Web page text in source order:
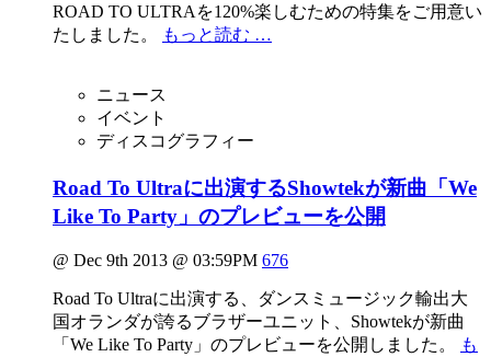
ROAD TO ULTRAを120%楽しむための特集をご用意い
たしました。
もっと読む …
ニュース
イベント
ディスコグラフィー
Road To Ultraに出演するShowtekが新曲「We
Like To Party」のプレビューを公開
@ Dec 9th 2013 @ 03:59PM 676
Road To Ultraに出演する、ダンスミュージック輸出大
国オランダが誇るブラザーユニット、Showtekが新曲
「We Like To Party」のプレビューを公開しました。
も